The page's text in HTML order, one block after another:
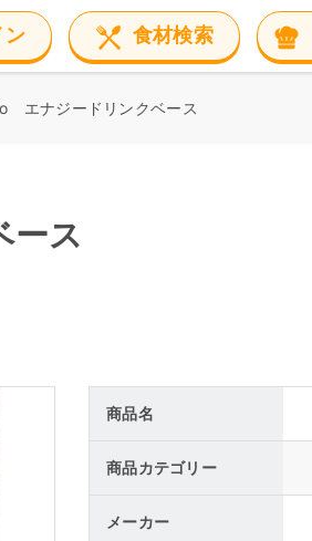
ン 食材検索
エナジードリンクベース
ス
商品名
商品カテゴリー
メーカー